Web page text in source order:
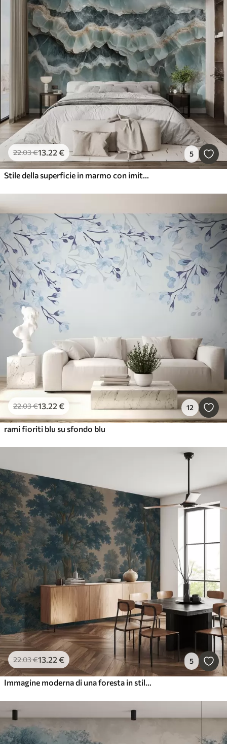
22.03€13.22 € 5
Stile della superficie in marmo con imitazione delle linee ondulate della resina
22.03€13.22 € 12
rami fioriti blu su sfondo blu
22.03€13.22 € 5
Immagine moderna di una foresta in stile grunge